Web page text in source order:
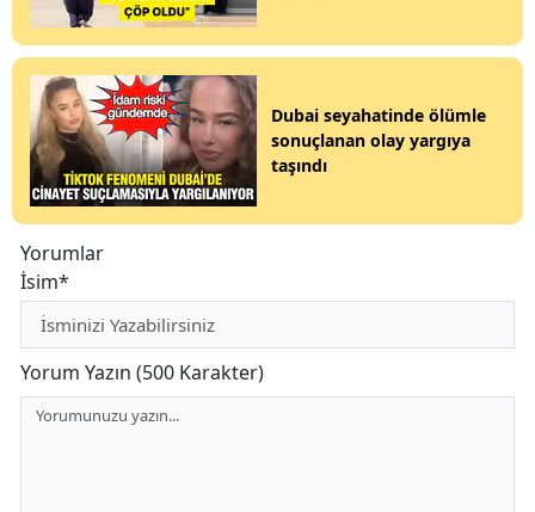
Dubai seyahatinde ölümle
sonuçlanan olay yargıya
taşındı
Yorumlar
İsim*
Yorum Yazın (500 Karakter)